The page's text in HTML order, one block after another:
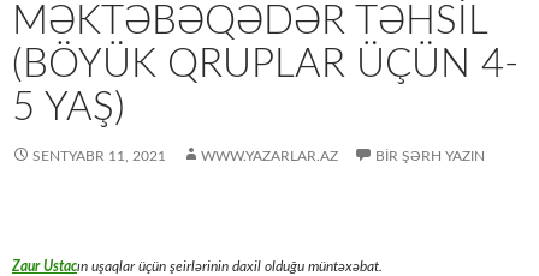
MƏKTƏBƏQƏDƏR TƏHSİL
(BÖYÜK QRUPLAR ÜÇÜN 4-
5 YAŞ)
SENTYABR 11, 2021 WWW.YAZARLAR.AZ BIR ŞƏRH YAZIN
Zaur Ustacın uşaqlar üçün şeirlərinin daxil olduğu müntəxəbat.